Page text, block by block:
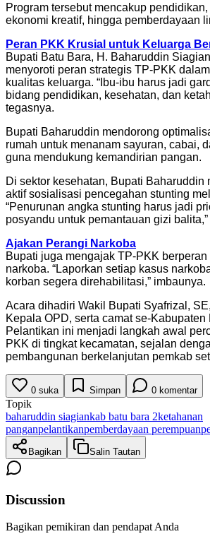
Program tersebut mencakup
ekonomi kreatif, hingga pemberdayaan
Peran PKK Krusial untuk Keluarga
Bupati Batu Bara, H. Baharuddin
menyoroti peran strategis TP-PKK
kualitas keluarga. “Ibu-ibu harus jadi
bidang pendidikan, kesehatan, dan
tegasnya.
Bupati Baharuddin mendorong
rumah untuk menanam sayuran, cabai,
guna mendukung kemandirian pangan.
Di sektor kesehatan, Bupati Baharuddin
aktif sosialisasi pencegahan stunting
“Penurunan angka stunting harus jadi
posyandu untuk pemantauan gizi
Ajakan Perangi Narkoba
Bupati juga mengajak TP-PKK berperan
narkoba. “Laporkan setiap kasus
korban segera direhabilitasi,” imbaunya.
Acara dihadiri Wakil Bupati Syafrizal,
Kepala OPD, serta camat se-Kabupaten
Pelantikan ini menjadi langkah awal
PKK di tingkat kecamatan, sejalan
pembangunan berkelanjutan pemkab
0 suka Simpan 0 komentar
Topik
baharuddin siagiankab batu bara 2ketahanan
panganpelantikanpemberdayaan perempuan
Bagikan Salin Tautan
Discussion
Bagikan pemikiran dan pendapat Anda